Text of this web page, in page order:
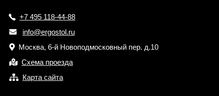
+7 495 118-44-88
info@ergostol.ru
Москва, 6-й Новоподмосковный пер. д.10
Схема проезда
Карта сайта